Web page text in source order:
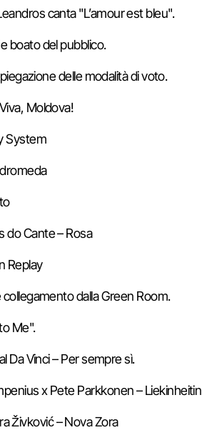
canta "L’amour est bleu".
boato del pubblico.
delle modalità di voto.
Moldova!
System
do Cante – Rosa
Replay
dalla Green Room.
Me".
Da Vinci – Per sempre sì.
x Pete Parkkonen – Liekinheitin
Živković – Nova Zora